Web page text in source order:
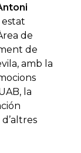
estat
de
de
amb la
la